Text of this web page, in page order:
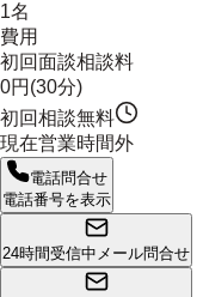
1名
費用
初回面談相談料
0円(30分)
初回相談無料
現在営業時間外
電話問合せ
電話番号を表示
24時間受信中 メール問合せ